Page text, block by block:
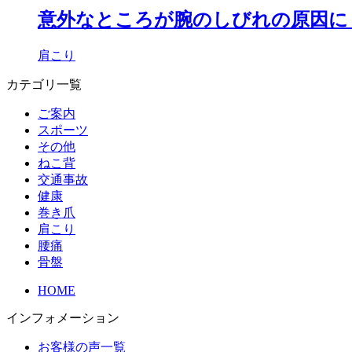
意外なところが腕のしびれの原因に
肩こり
カテゴリ一覧
ご案内
スポーツ
その他
ねこ背
交通事故
健康
巻き爪
肩こり
腰痛
骨盤
HOME
インフォメーション
お客様の声一覧